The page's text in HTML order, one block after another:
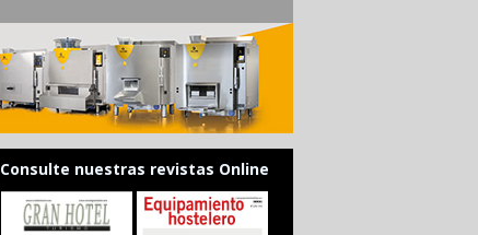
Consulte nuestras revistas Online